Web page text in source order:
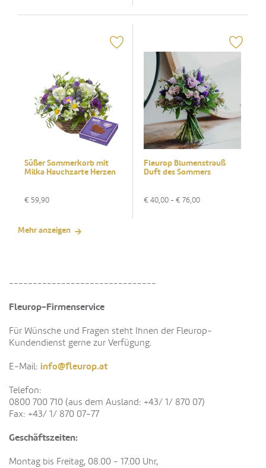
Süßer Sommerkorb mit
Milka Hauchzarte Herzen
€ 59,90
Fleurop Blumenstrauß
Duft des Sommers
€ 40,00 - € 76,00
Mehr anzeigen
-------------------------------
Fleurop-Firmenservice
Für Wünsche und Fragen steht Ihnen der Fleurop-
Kundendienst gerne zur Verfügung.
E-Mail: info@fleurop.at
Telefon:
0800 700 710 (aus dem Ausland: +43/ 1/ 870 07)
Fax: +43/ 1/ 870 07-77
Geschäftszeiten:
Montag bis Freitag, 08.00 - 17.00 Uhr,